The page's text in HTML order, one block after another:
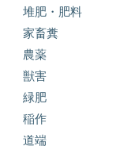
堆肥・肥料
家畜糞
農薬
獣害
緑肥
稲作
道端